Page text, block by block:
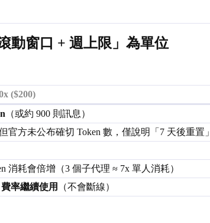
動窗口 + 週上限」為單位
($200)
（或約 900 則訊息）
但官方未公布確切 Token 數，僅說明「7 天後重置」
消耗會倍增（3 個子代理 ≈ 7x 單人消耗）
率繼續使用 （不會斷線）